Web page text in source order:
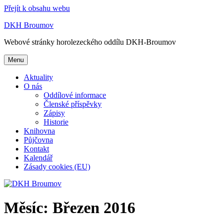
Přejít k obsahu webu
DKH Broumov
Webové stránky horolezeckého oddílu DKH-Broumov
Menu
Aktuality
O nás
Oddílové informace
Členské příspěvky
Zápisy
Historie
Knihovna
Půjčovna
Kontakt
Kalendář
Zásady cookies (EU)
Měsíc: Březen 2016